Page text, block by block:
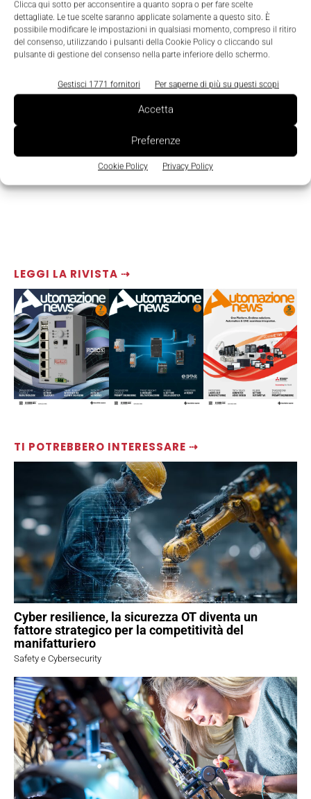
Clicca qui sotto per acconsentire a quanto sopra o per fare scelte
dettagliate. Le tue scelte saranno applicate solamente a questo sito. È
possibile modificare le impostazioni in qualsiasi momento, compreso il ritiro
del consenso, utilizzando i pulsanti della Cookie Policy o cliccando sul
pulsante di gestione del consenso nella parte inferiore dello schermo.
Gestisci 1771 fornitori Per saperne di più su questi scopi
Accetta
Preferenze
Cookie Policy Privacy Policy
LEGGI LA RIVISTA ⇢
TI POTREBBERO INTERESSARE ⇢
Cyber resilience, la sicurezza OT diventa un
fattore strategico per la competitività del
manifatturiero
Safety e Cybersecurity
TAGS ERP GROW with SAP medie imprese SAP